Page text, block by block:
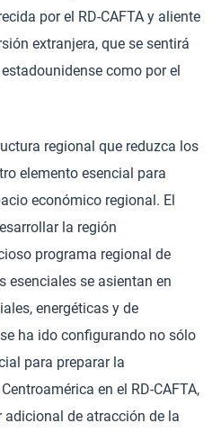
por el RD-CAFTA y aliente
extranjera, que se sentirá
como por el
regional que reduzca los
elemento esencial para
económico regional. El
la región
programa regional de
esenciales se asientan en
energéticas y de
ha ido configurando no sólo
para preparar la
en el RD-CAFTA,
de atracción de la